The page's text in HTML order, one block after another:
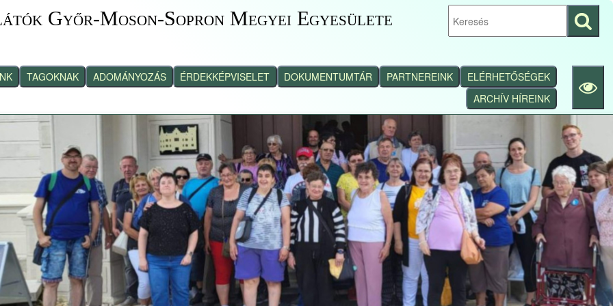
Győr-Moson-Sopron Megyei Egyesülete
Keresés
indítása
TAGOKNAK ADOMÁNYOZÁS ÉRDEKKÉPVISELET DOKUMENTUMTÁR PARTNEREINK
ELÉRHETŐSÉGEK
ARCHÍV HÍREINK